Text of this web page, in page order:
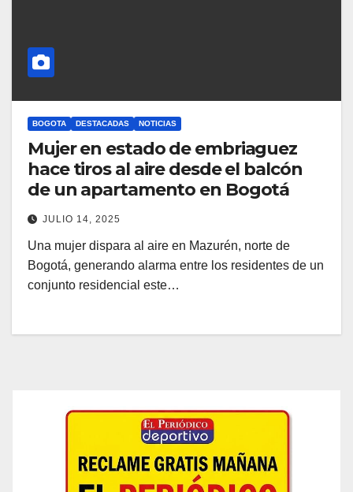
BOGOTA DESTACADAS NOTICIAS
Mujer en estado de embriaguez
hace tiros al aire desde el balcón
de un apartamento en Bogotá
JULIO 14, 2025
Una mujer dispara al aire en Mazurén, norte de
Bogotá, generando alarma entre los residentes de un
conjunto residencial este…